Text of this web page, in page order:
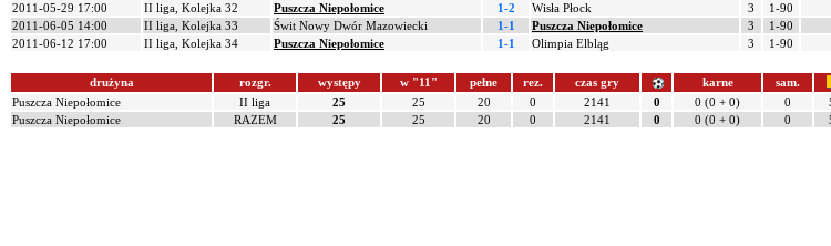
2011-05-29 17:00
II liga, Kolejka 32 Puszcza Niepołomice 1-2 Wisła Płock 3
1-90
2011-06-05 14:00
II liga, Kolejka 33 Świt Nowy Dwór Mazowiecki 1-1 Puszcza Niepołomice 3
1-90
2011-06-12 17:00
II liga, Kolejka 34 Puszcza Niepołomice 1-1 Olimpia Elbląg 3 1-90
drużyna rozgr. występy w "11" pełne rez. czas gry karne
sam.
Puszcza Niepołomice
II liga 25 25 20 0 2141 0 0 (0 + 0) 0
Puszcza Niepołomice
RAZEM 25 25 20 0 2141 0 0 (0 + 0) 0